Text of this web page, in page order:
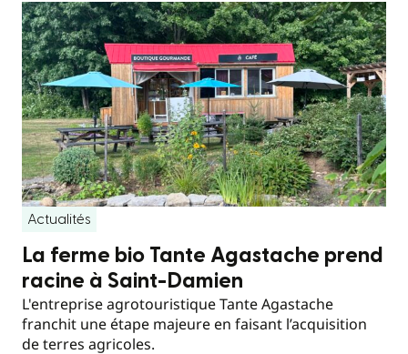
Actualités
La ferme bio Tante Agastache prend
racine à Saint-Damien
L'entreprise agrotouristique Tante Agastache
franchit une étape majeure en faisant l’acquisition
de terres agricoles.